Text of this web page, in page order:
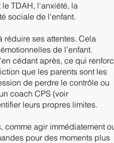
TDAH, l'anxiété, la
sociale de l'enfant.
réduire ses attentes. Cela
de l'enfant.
cédant après, ce qui
que les parents sont les
de perdre le contrôle ou
coach CPS (voir
leurs propres limites.
comme agir immédiatement
pour des moments plus